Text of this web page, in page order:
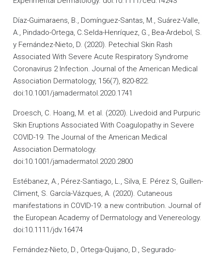
Díaz-Guimaraens, B., Domínguez-Santas, M., Suárez-Valle,
A., Pindado-Ortega, C.Selda-Henríquez, G., Bea-Ardebol, S.
y Fernández-Nieto, D. (2020). Petechial Skin Rash
Associated With Severe Acute Respiratory Syndrome
Coronavirus 2 Infection. Journal of the American Medical
Association Dermatology, 156(7), 820-822.
doi:10.1001/jamadermatol.2020.1741
Droesch, C. Hoang, M. et al. (2020). Livedoid and Purpuric
Skin Eruptions Associated With Coagulopathy in Severe
COVID-19. The Journal of the American Medical
Association Dermatology.
doi:10.1001/jamadermatol.2020.2800
Estébanez, A., Pérez-Santiago, L., Silva, E. Pérez S, Guillen-
Climent, S. García-Vázques, A. (2020). Cutaneous
manifestations in COVID-19: a new contribution. Journal of
the European Academy of Dermatology and Venereology.
doi:10.1111/jdv.16474
Fernández-Nieto, D., Ortega-Quijano, D., Segurado-